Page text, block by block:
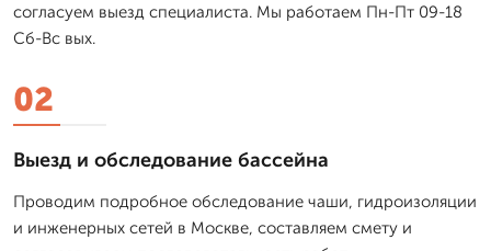
согласуем выезд специалиста. Мы работаем Пн-Пт 09-18
Сб-Вс вых.
02
Выезд и обследование бассейна
Проводим подробное обследование чаши, гидроизоляции
и инженерных сетей в Москве, составляем смету и